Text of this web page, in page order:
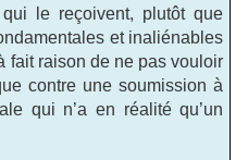
le reçoivent, plutôt que
et inaliénables
fait raison de ne pas vouloir
contre une soumission à
qui n’a en réalité qu’un